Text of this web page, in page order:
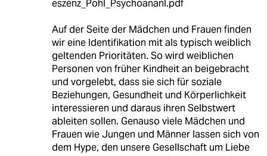
eszenz_Pohl_Psychoananl.pdf
Auf der Seite der Mädchen und Frauen finden
wir eine Identifikation mit als typisch weiblich
geltenden Prioritäten. So wird weiblichen
Personen von früher Kindheit an beigebracht
und vorgelebt, dass sie sich für soziale
Beziehungen, Gesundheit und Körperlichkeit
interessieren und daraus ihren Selbstwert
ableiten sollen. Genauso viele Mädchen und
Frauen wie Jungen und Männer lassen sich von
dem Hype, den unsere Gesellschaft um Liebe